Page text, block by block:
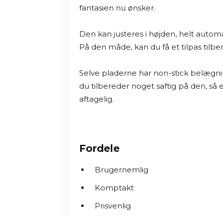
fantasien nu ønsker.
Den kan justeres i højden, helt
På den måde, kan du få et tilpas
Selve pladerne har non-stick
du tilbereder noget saftig på den,
aftagelig.
Fordele
Brugernemlig
Komptakt
Prisvenlig